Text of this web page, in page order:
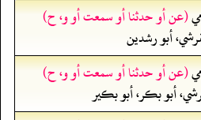
(عن أو حدثنا أو سمعت أو و، ح)
أبو رشدين
(عن أو حدثنا أو سمعت أو و، ح)
أبو بكر، أبو بكير